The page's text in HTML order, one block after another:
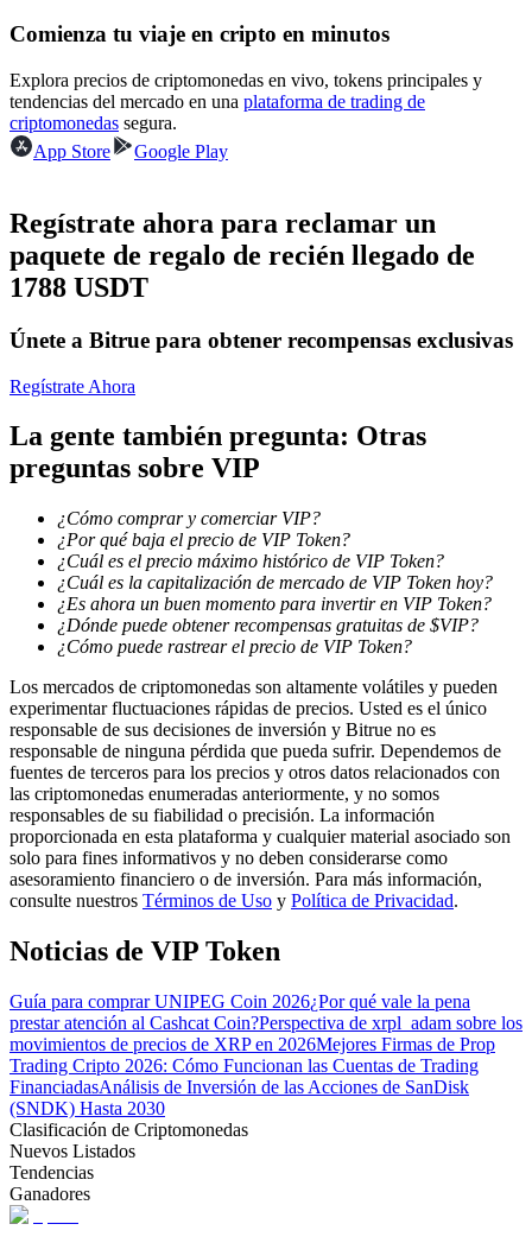
Conviértete en un Trader de Copia
Disfruta del reparto de beneficios y comisiones de copy trading
Análisis de big data que incluye información comercial, etc.
Guía
Guía de inicio de futuros
Estrategias comerciales
Aprenda cómo mantenerse rentable
Comienza tu viaje en cripto en minutos
Explora precios de criptomonedas en vivo, tokens principales y
tendencias del mercado en una plataforma de trading de
criptomonedas segura.
App Store
Google Play
Regístrate ahora para reclamar un
paquete de regalo de recién llegado de
1788 USDT
Únete a Bitrue para obtener recompensas exclusivas
Regístrate Ahora
La gente también pregunta: Otras
preguntas sobre VIP
¿Cómo comprar y comerciar VIP?
¿Por qué baja el precio de VIP Token?
¿Cuál es el precio máximo histórico de VIP Token?
¿Cuál es la capitalización de mercado de VIP Token hoy?
¿Es ahora un buen momento para invertir en VIP Token?
¿Dónde puede obtener recompensas gratuitas de $VIP?
¿Cómo puede rastrear el precio de VIP Token?
Los mercados de criptomonedas son altamente volátiles y pueden
experimentar fluctuaciones rápidas de precios. Usted es el único
responsable de sus decisiones de inversión y Bitrue no es
responsable de ninguna pérdida que pueda sufrir. Dependemos de
fuentes de terceros para los precios y otros datos relacionados con
las criptomonedas enumeradas anteriormente, y no somos
responsables de su fiabilidad o precisión. La información
proporcionada en esta plataforma y cualquier material asociado son
solo para fines informativos y no deben considerarse como
asesoramiento financiero o de inversión. Para más información,
consulte nuestros Términos de Uso y Política de Privacidad.
Noticias de VIP Token
Guía para comprar UNIPEG Coin 2026¿Por qué vale la pena
prestar atención al Cashcat Coin?Perspectiva de xrpl_adam sobre los
movimientos de precios de XRP en 2026Mejores Firmas de Prop
Trading Cripto 2026: Cómo Funcionan las Cuentas de Trading
FinanciadasAnálisis de Inversión de las Acciones de SanDisk
(SNDK) Hasta 2030
Clasificación de Criptomonedas
Nuevos Listados
Tendencias
Ganadores